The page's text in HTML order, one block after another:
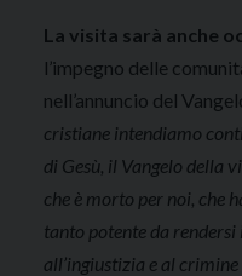
La visita sarà anche
l’impegno delle
nell’annuncio del
cristiane intendiamo
di Gesù, il Vangelo della
che è morto per noi, che
tanto potente da rendersi
all’ingiustizia e al